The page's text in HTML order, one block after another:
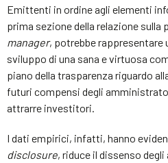
Emittenti in ordine agli elementi
prima sezione della relazione sulla
manager, potrebbe rappresentare
sviluppo di una sana e virtuosa
piano della trasparenza riguardo
futuri compensi degli
attrarre investitori.
I dati empirici, infatti, hanno
disclosure, riduce il dissenso